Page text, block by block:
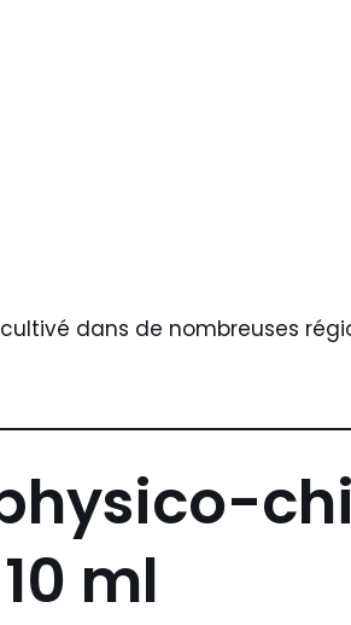
dans de nombreuses
ml